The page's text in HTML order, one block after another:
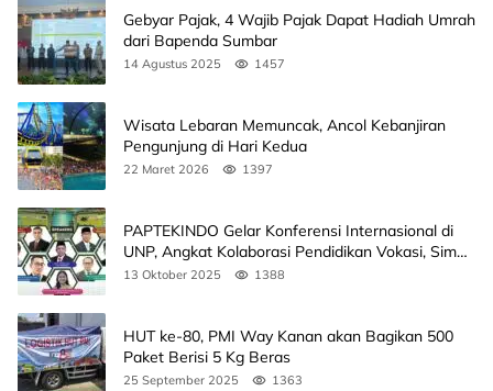
Gebyar Pajak, 4 Wajib Pajak Dapat Hadiah Umrah
dari Bapenda Sumbar
14 Agustus 2025 1457
Wisata Lebaran Memuncak, Ancol Kebanjiran
Pengunjung di Hari Kedua
22 Maret 2026 1397
PAPTEKINDO Gelar Konferensi Internasional di
UNP, Angkat Kolaborasi Pendidikan Vokasi, Simak
Agendanya
13 Oktober 2025 1388
HUT ke-80, PMI Way Kanan akan Bagikan 500
Paket Berisi 5 Kg Beras
25 September 2025 1363